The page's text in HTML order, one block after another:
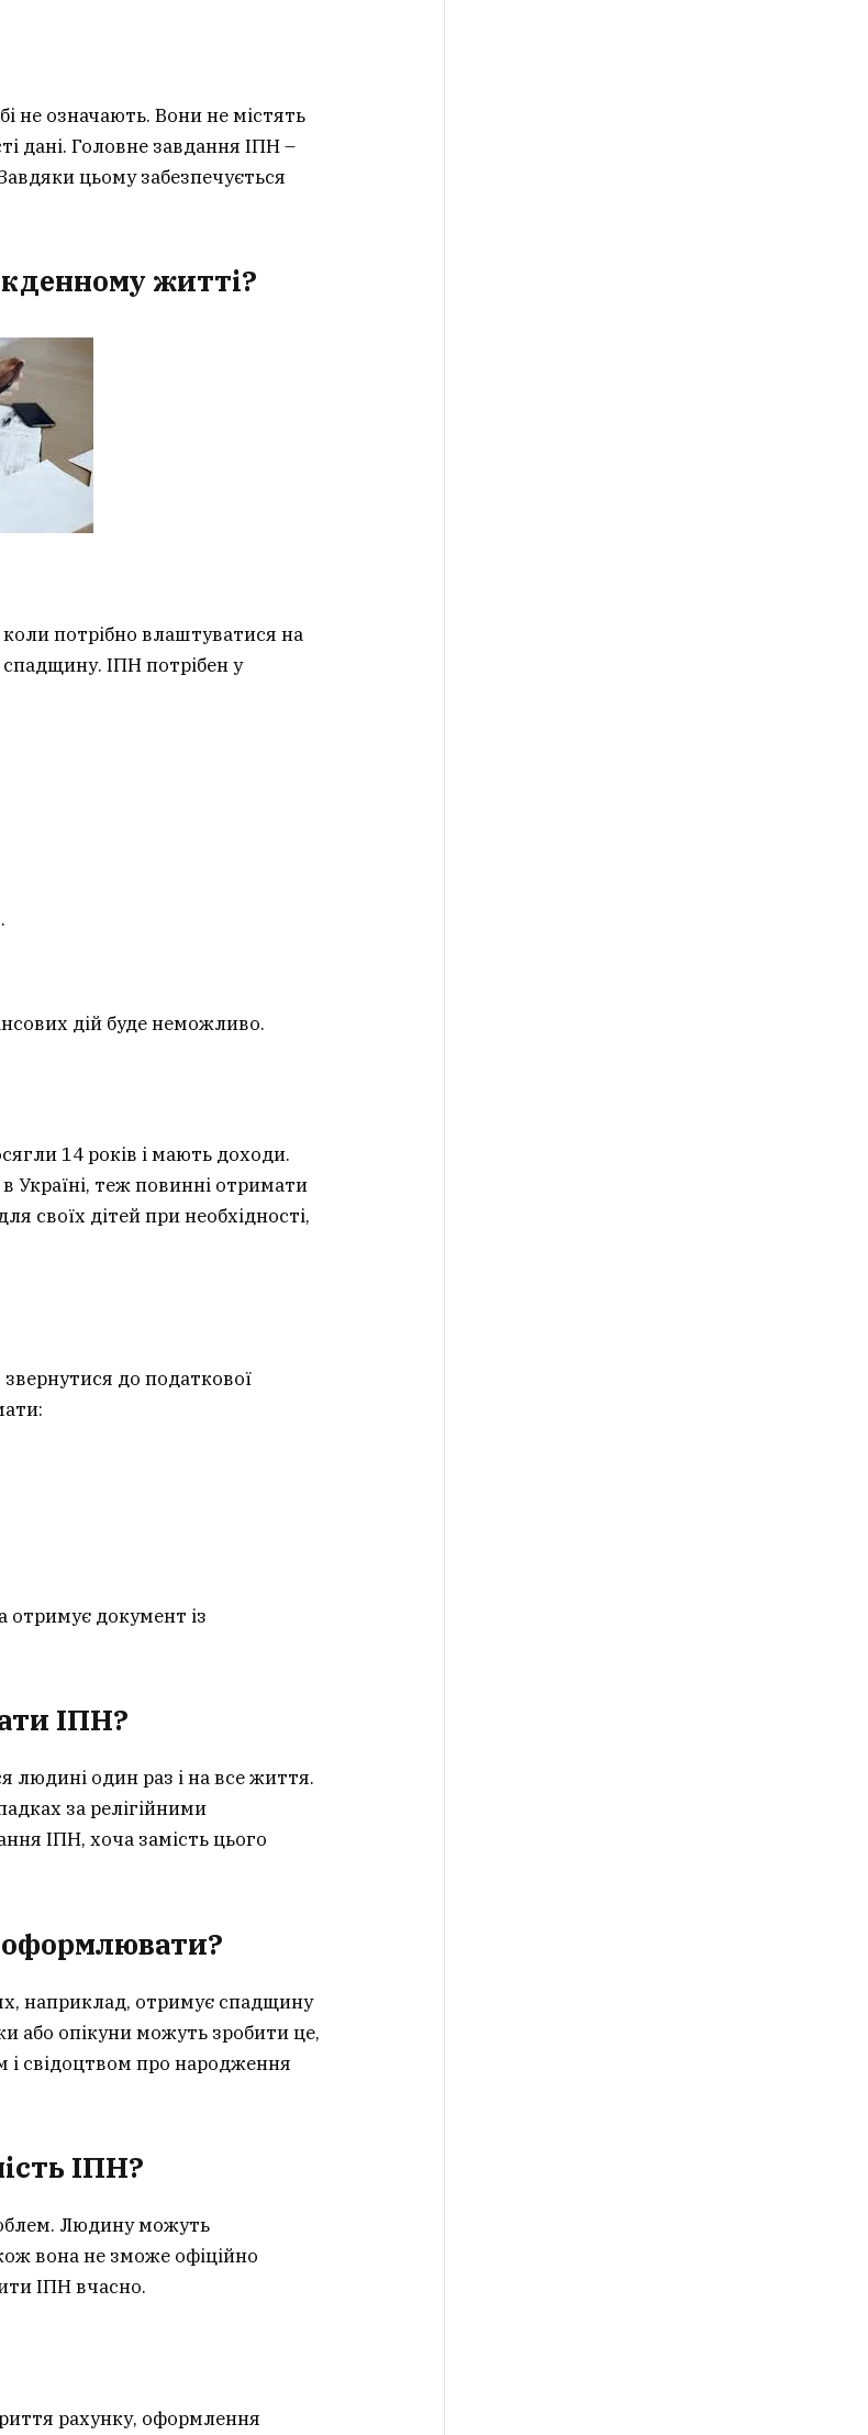
не означають. Вони не містять
дані. Головне завдання ІПН –
цьому забезпечується
житті?
потрібно влаштуватися на
ІПН потрібен у
дій буде неможливо.
14 років і мають доходи.
Україні, теж повинні отримати
своїх дітей при необхідності,
до податкової
отримує документ із
ІПН?
людині один раз і на все життя.
за релігійними
ІПН, хоча замість цього
оформлювати?
наприклад, отримує спадщину
або опікуни можуть зробити це,
і свідоцтвом про народження
ІПН?
Людину можуть
вона не зможе офіційно
ІПН вчасно.
рахунку, оформлення